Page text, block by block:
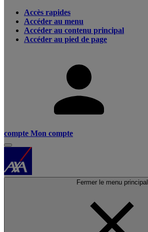
Accès rapides
Accéder au menu
Accéder au contenu principal
Accéder au pied de page
compte Mon compte
Fermer le menu principal